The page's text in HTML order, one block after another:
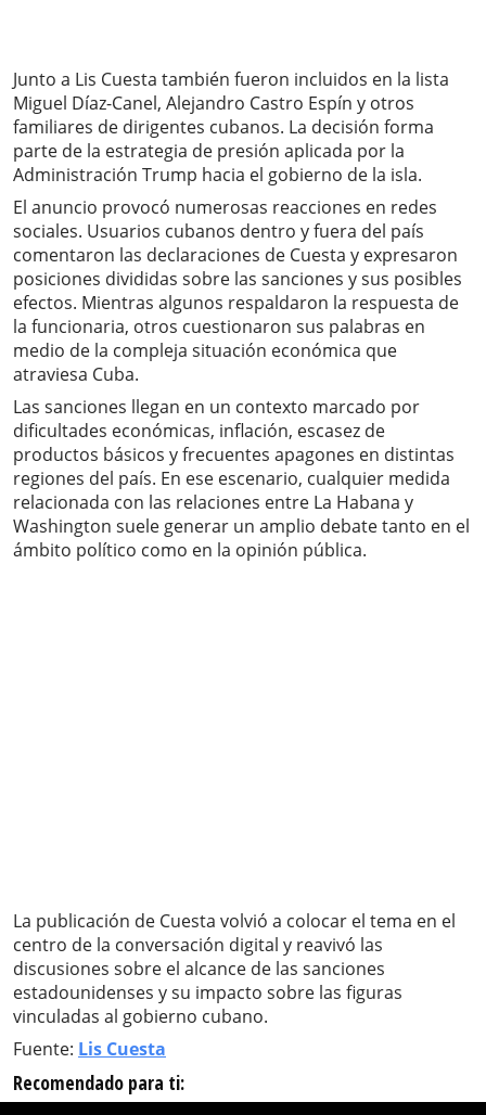
Junto a Lis Cuesta también fueron incluidos en la lista
Miguel Díaz-Canel, Alejandro Castro Espín y otros
familiares de dirigentes cubanos. La decisión forma
parte de la estrategia de presión aplicada por la
Administración Trump hacia el gobierno de la isla.
El anuncio provocó numerosas reacciones en redes
sociales. Usuarios cubanos dentro y fuera del país
comentaron las declaraciones de Cuesta y expresaron
posiciones divididas sobre las sanciones y sus posibles
efectos. Mientras algunos respaldaron la respuesta de
la funcionaria, otros cuestionaron sus palabras en
medio de la compleja situación económica que
atraviesa Cuba.
Las sanciones llegan en un contexto marcado por
dificultades económicas, inflación, escasez de
productos básicos y frecuentes apagones en distintas
regiones del país. En ese escenario, cualquier medida
relacionada con las relaciones entre La Habana y
Washington suele generar un amplio debate tanto en el
ámbito político como en la opinión pública.
La publicación de Cuesta volvió a colocar el tema en el
centro de la conversación digital y reavivó las
discusiones sobre el alcance de las sanciones
estadounidenses y su impacto sobre las figuras
vinculadas al gobierno cubano.
Fuente: Lis Cuesta
Recomendado para ti: